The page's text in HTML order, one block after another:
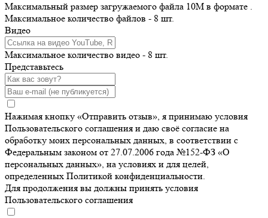
Максимальный размер загружаемого файла 10M в формате .
Максимальное количество файлов - 8 шт.
Видео
Максимальное количество видео - 8 шт.
Представьтесь
Нажимая кнопку «Отправить отзыв», я принимаю условия
Пользовательского соглашения и даю своё согласие на
обработку моих персональных данных, в соответствии с
Федеральным законом от 27.07.2006 года №152-ФЗ «О
персональных данных», на условиях и для целей,
определенных Политикой конфиденциальности.
Для продолжения вы должны принять условия
Пользовательского соглашения